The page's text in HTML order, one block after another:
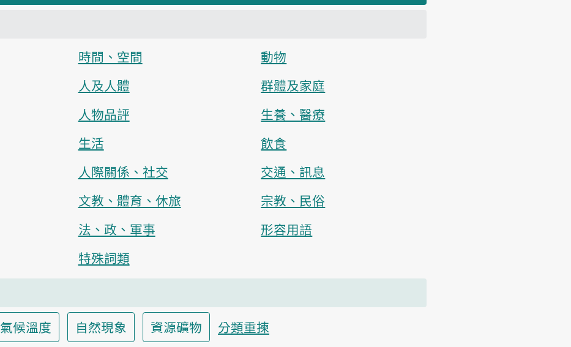
時間、空間
動物
人及人體
群體及家庭
人物品評
生養、醫療
生活
飲食
人際關係、社交
交通、訊息
文教、體育、休旅
宗教、民俗
法、政、軍事
形容用語
特殊詞類
氣候溫度 自然現象 資源礦物 分類重揀